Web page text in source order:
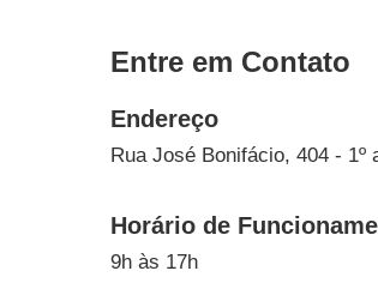
Entre em Contato
Endereço
Rua José Bonifácio, 404 - 1º
Horário de
9h às 17h